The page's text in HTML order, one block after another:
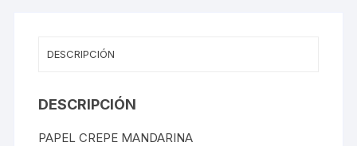
DESCRIPCIÓN
DESCRIPCIÓN
PAPEL CREPE MANDARINA